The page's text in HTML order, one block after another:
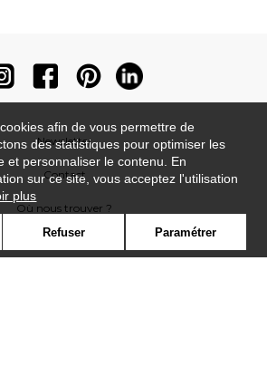
Newsletter
Contact
Où nous trouver ?
afin de vous permettre de
des statistiques pour optimiser les
et personnaliser le contenu. En
sur ce site, vous acceptez l'utilisation
plus
Refuser Paramétrer